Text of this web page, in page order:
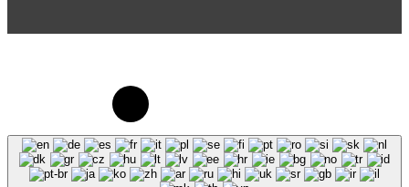
использовании материалов сайта galaktika64.ru
ссылка на источник обязательна.